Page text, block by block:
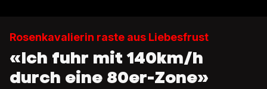
Rosenkavalierin raste aus Liebesfrust
«Ich fuhr mit 140km/h
durch eine 80er-Zone»